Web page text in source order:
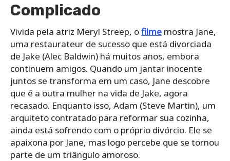
Complicado
Vivida pela atriz Meryl Streep, ofilme mostra Jane,
uma restaurateur de sucesso que está divorciada
de Jake (Alec Baldwin) há muitos anos, embora
continuem amigos. Quando um jantar inocente
juntos se transforma em um caso, Jane descobre
que é a outra mulher na vida de Jake, agora
recasado. Enquanto isso, Adam (Steve Martin), um
arquiteto contratado para reformar sua cozinha,
ainda está sofrendo com o próprio divórcio. Ele se
apaixona por Jane, mas logo percebe que se tornou
parte de um triângulo amoroso.